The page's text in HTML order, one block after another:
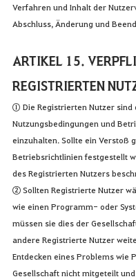
Verfahren und Inhalt der
Abschluss, Änderung und
ARTIKEL 15.
REGISTRIERTEN
① Die Registrierten Nutzer sind
Nutzungsbedingungen und
einzuhalten. Sollte ein Verstoß
Betriebsrichtlinien festgestellt
des Registrierten Nutzers
② Sollten Registrierte Nutzer
wie einen Programm- oder
müssen sie dies der
andere Registrierte Nutzer
Entdecken eines Problems
Gesellschaft nicht mitgeteilt